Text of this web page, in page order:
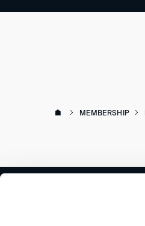
MEMBERSHIP